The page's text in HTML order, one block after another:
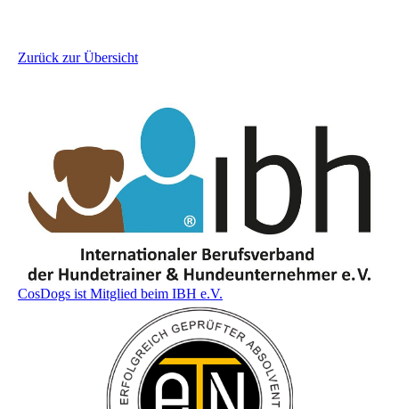
Zurück zur Übersicht
CosDogs ist Mitglied beim IBH e.V.